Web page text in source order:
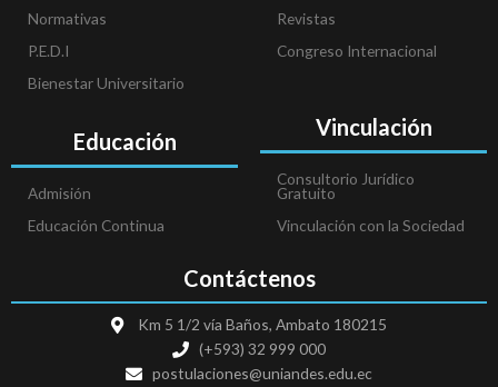
Normativas
P.E.D.I
Bienestar Universitario
Educación
Admisión
Educación Continua
Revistas
Congreso Internacional
Vinculación
Consultorio Jurídico
Gratuito
Vinculación con la Sociedad
Contáctenos
Km 5 1/2 vía Baños, Ambato 180215
(+593) 32 999 000
postulaciones@uniandes.edu.ec